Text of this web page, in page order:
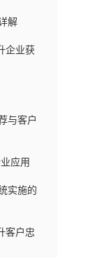
解
企业获
与客户
应用
实施的
客户忠